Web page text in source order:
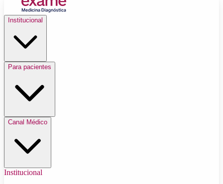
Institucional
Para pacientes
Canal Médico
Institucional